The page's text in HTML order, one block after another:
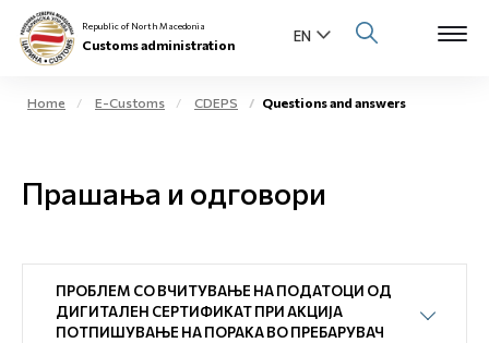
Individuals
Business community
E-Customs
Republic of North Macedonia
Customs administration
Home E-Customs CDEPS Questions and answers
Прашања и одговори
ПРОБЛЕМ СО ВЧИТУВАЊЕ НА ПОДАТОЦИ ОД
ДИГИТАЛЕН СЕРТИФИКАТ ПРИ АКЦИЈА
ПОТПИШУВАЊЕ НА ПОРАКА ВО ПРЕБАРУВАЧ